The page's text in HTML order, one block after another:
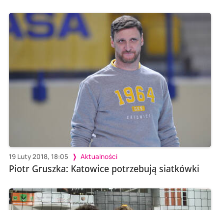
19 Luty 2018, 18:05 Aktualności
Piotr Gruszka: Katowice potrzebują siatkówki